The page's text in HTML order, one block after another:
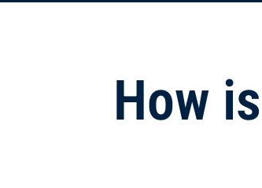
How